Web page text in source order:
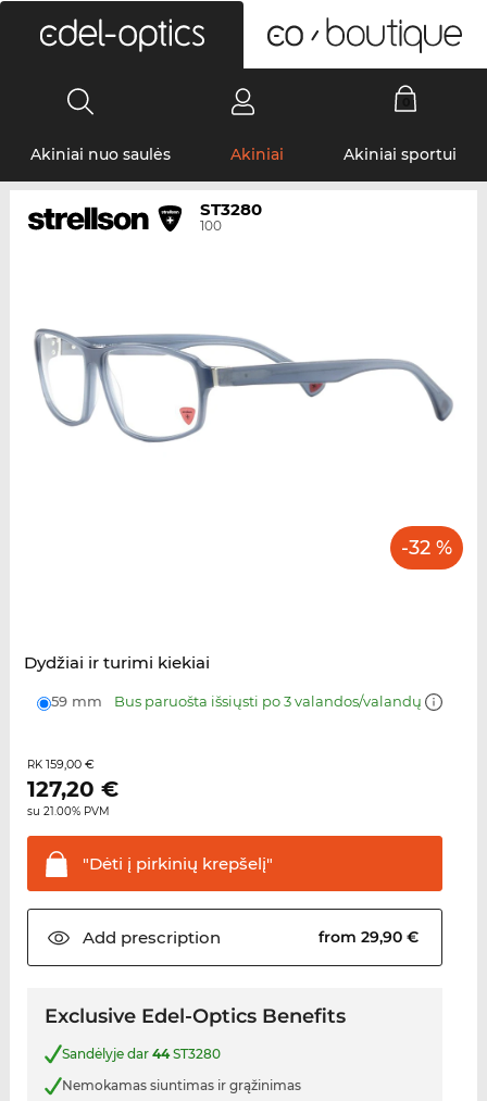
Akiniai nuo saulės Akiniai Akiniai sportui
ST3280
100
-32 %
Dydžiai ir turimi kiekiai
59 mm Bus paruošta išsiųsti po 3 valandos/valandų
RK 159,00 €
127,20 €
su 21.00% PVM
"Dėti į pirkinių krepšelį"
Add prescription from 29,90 €
Exclusive Edel-Optics Benefits
Sandėlyje dar 44ST3280
Nemokamas siuntimas ir grąžinimas